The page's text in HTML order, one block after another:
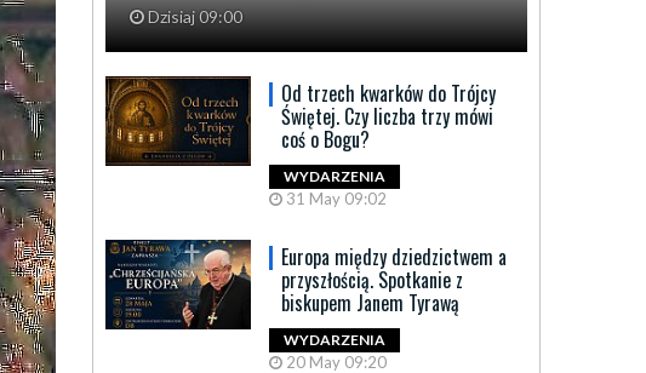
Dzisiaj 09:00
Od trzech kwarków do Trójcy
Świętej. Czy liczba trzy mówi
coś o Bogu?
WYDARZENIA
31 May 09:02
Europa między dziedzictwem a
przyszłością. Spotkanie z
biskupem Janem Tyrawą
WYDARZENIA
20 May 09:20